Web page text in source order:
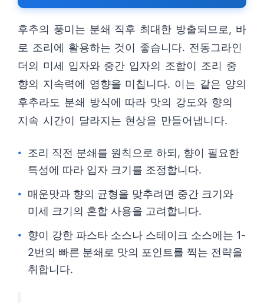
후추의 풍미는 분쇄 직후 최대한 방출되므로, 바
로 조리에 활용하는 것이 좋습니다. 전동그라인
더의 미세 입자와 중간 입자의 조합이 조리 중
향의 지속력에 영향을 미칩니다. 이는 같은 양의
후추라도 분쇄 방식에 따라 맛의 강도와 향의
지속 시간이 달라지는 현상을 만들어냅니다.
조리 직전 분쇄를 원칙으로 하되, 향이 필요한
특성에 따라 입자 크기를 조정합니다.
매운맛과 향의 균형을 맞추려면 중간 크기와
미세 크기의 혼합 사용을 고려합니다.
향이 강한 파스타 소스나 스테이크 소스에는 1-
2번의 빠른 분쇄로 맛의 포인트를 찍는 전략을
취합니다.